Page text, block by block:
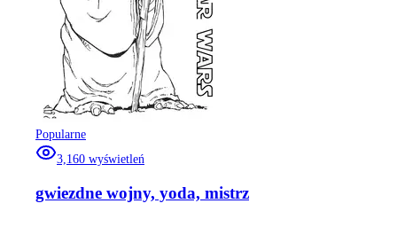
Popularne
3,160 wyświetleń
gwiezdne wojny, yoda, mistrz